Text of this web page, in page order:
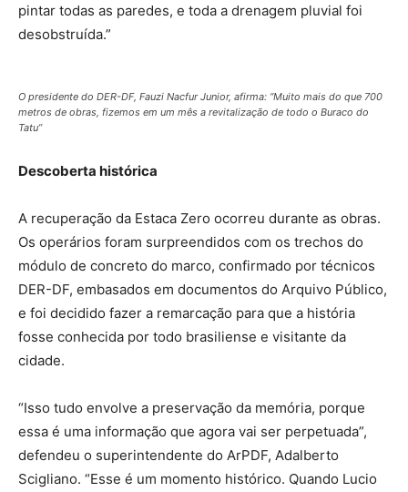
pintar todas as paredes, e toda a drenagem pluvial foi
desobstruída.”
O presidente do DER-DF, Fauzi Nacfur Junior, afirma: “Muito mais do que 700
metros de obras, fizemos em um mês a revitalização de todo o Buraco do
Tatu”
Descoberta histórica
A recuperação da Estaca Zero ocorreu durante as obras.
Os operários foram surpreendidos com os trechos do
módulo de concreto do marco, confirmado por técnicos
DER-DF, embasados em documentos do Arquivo Público,
e foi decidido fazer a remarcação para que a história
fosse conhecida por todo brasiliense e visitante da
cidade.
“Isso tudo envolve a preservação da memória, porque
essa é uma informação que agora vai ser perpetuada”,
defendeu o superintendente do ArPDF, Adalberto
Scigliano. “Esse é um momento histórico. Quando Lucio